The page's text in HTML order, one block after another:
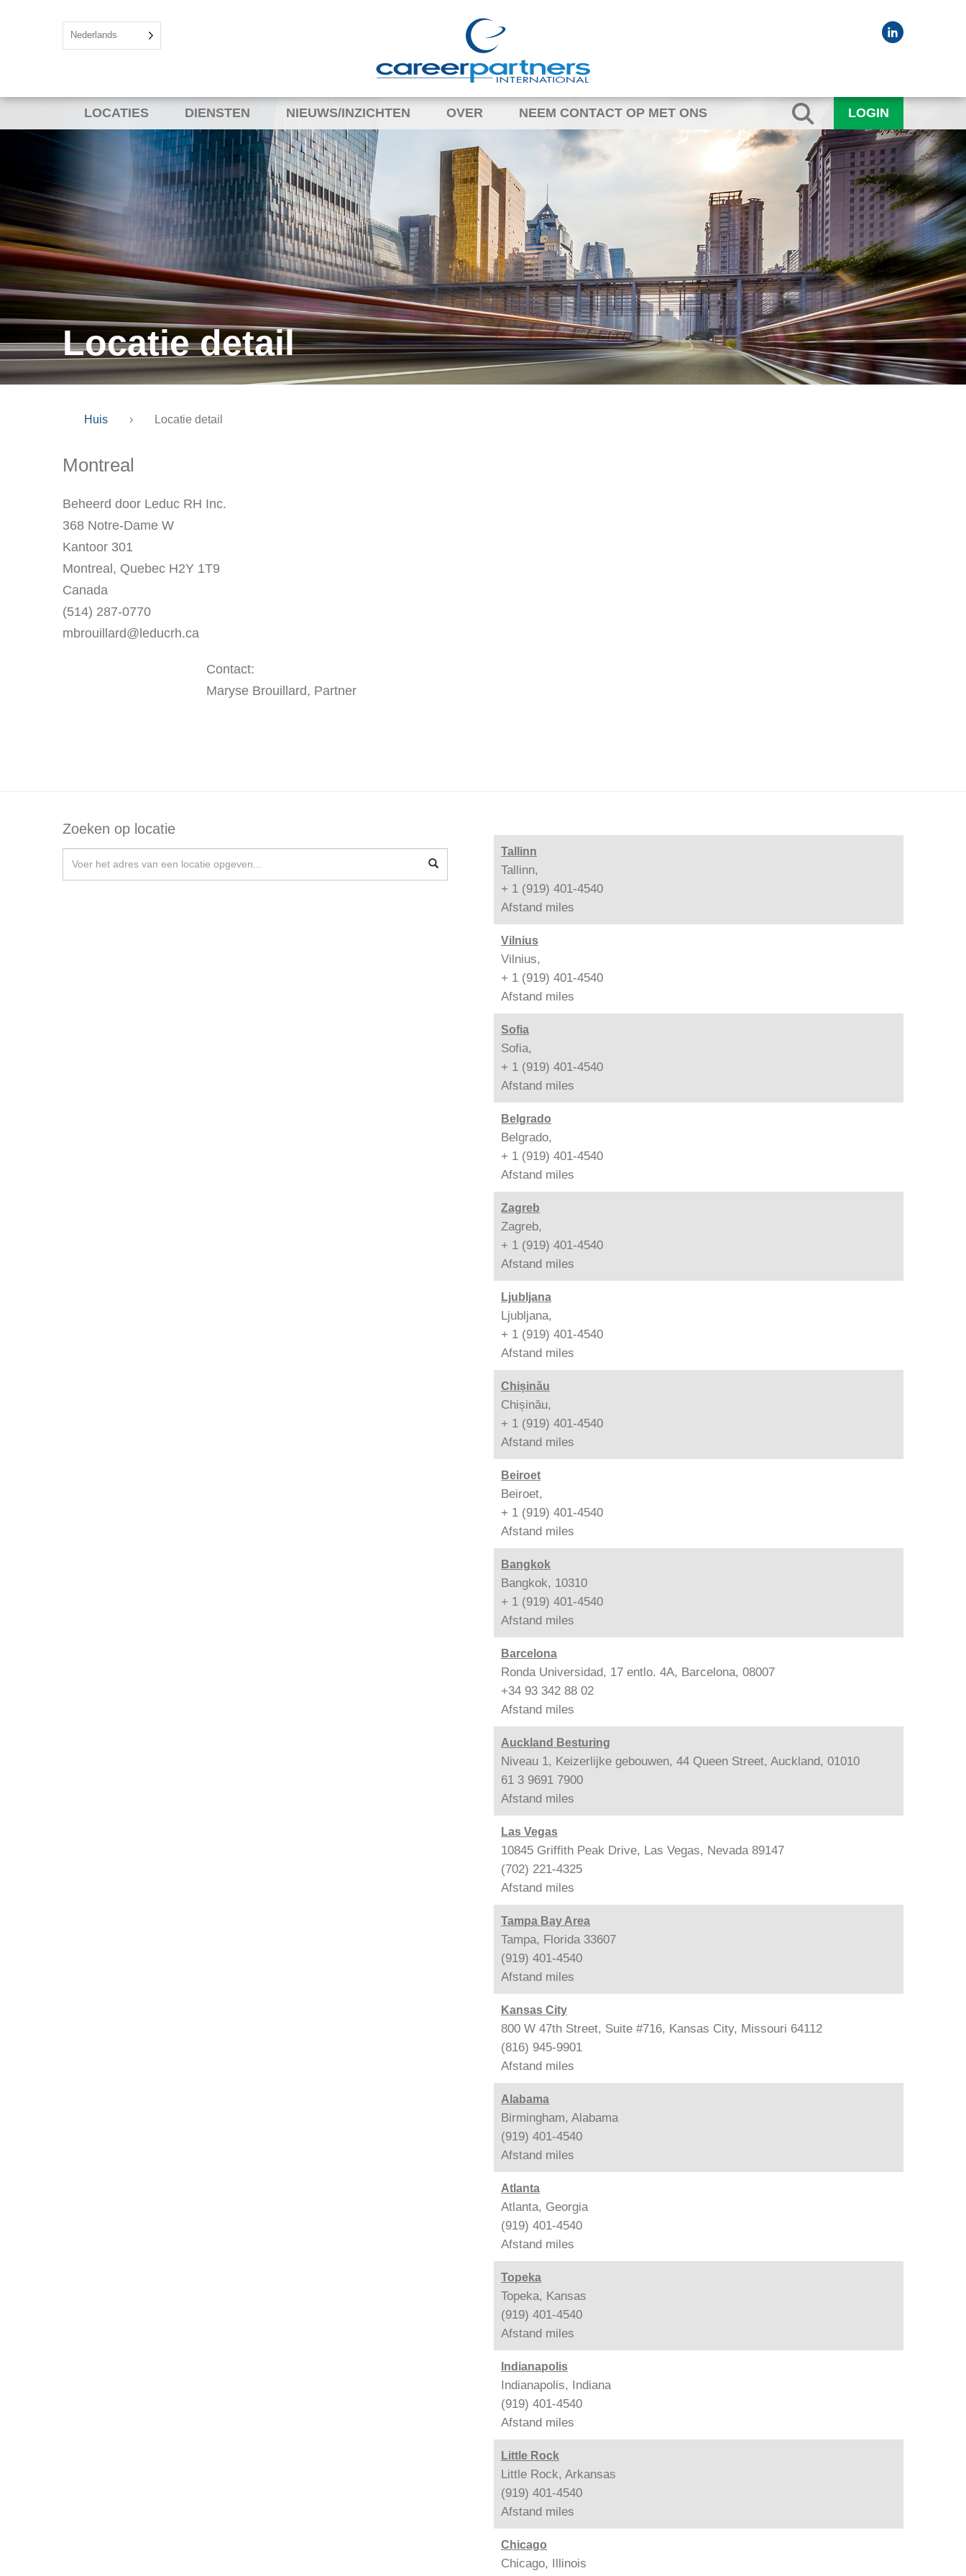
Nederlands
LOCATIES DIENSTEN NIEUWS/INZICHTEN OVER NEEM CONTACT OP MET ONS LOGIN
Locatie detail
Huis › Locatie detail
Montreal
Beheerd door Leduc RH Inc.
368 Notre-Dame W
Kantoor 301
Montreal, Quebec H2Y 1T9
Canada
(514) 287-0770
mbrouillard@leducrh.ca
Contact:
Maryse Brouillard, Partner
Zoeken op locatie
Tallinn
Tallinn,
+ 1 (919) 401-4540
Afstand miles
Vilnius
Vilnius,
+ 1 (919) 401-4540
Afstand miles
Sofia
Sofia,
+ 1 (919) 401-4540
Afstand miles
Belgrado
Belgrado,
+ 1 (919) 401-4540
Afstand miles
Zagreb
Zagreb,
+ 1 (919) 401-4540
Afstand miles
Ljubljana
Ljubljana,
+ 1 (919) 401-4540
Afstand miles
Chișinău
Chișinău,
+ 1 (919) 401-4540
Afstand miles
Beiroet
Beiroet,
+ 1 (919) 401-4540
Afstand miles
Bangkok
Bangkok, 10310
+ 1 (919) 401-4540
Afstand miles
Barcelona
Ronda Universidad, 17 entlo. 4A, Barcelona, 08007
+34 93 342 88 02
Afstand miles
Auckland Besturing
Niveau 1, Keizerlijke gebouwen, 44 Queen Street, Auckland, 01010
61 3 9691 7900
Afstand miles
Las Vegas
10845 Griffith Peak Drive, Las Vegas, Nevada 89147
(702) 221-4325
Afstand miles
Tampa Bay Area
Tampa, Florida 33607
(919) 401-4540
Afstand miles
Kansas City
800 W 47th Street, Suite #716, Kansas City, Missouri 64112
(816) 945-9901
Afstand miles
Alabama
Birmingham, Alabama
(919) 401-4540
Afstand miles
Atlanta
Atlanta, Georgia
(919) 401-4540
Afstand miles
Topeka
Topeka, Kansas
(919) 401-4540
Afstand miles
Indianapolis
Indianapolis, Indiana
(919) 401-4540
Afstand miles
Little Rock
Little Rock, Arkansas
(919) 401-4540
Afstand miles
Chicago
Chicago, Illinois